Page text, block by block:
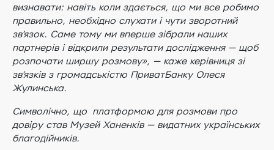
визнавати: навіть коли здається, що ми все робимо
правильно, необхідно слухати і чути зворотний
зв’язок. Саме тому ми вперше зібрали наших
партнерів і відкрили результати дослідження — щоб
розпочати ширшу розмову», — каже керівниця зі
звʼязків з громадськістю ПриватБанку Олеся
Жулинська.
Символічно, що платформою для розмови про
довіру став Музей Ханенків — видатних українських
благодійників.